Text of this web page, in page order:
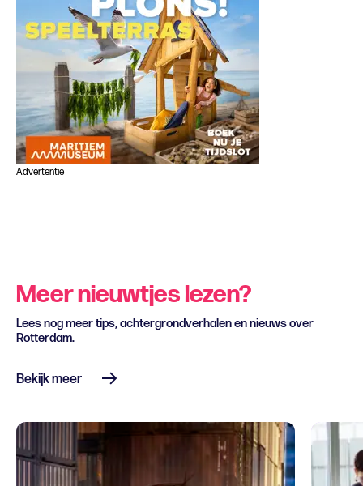
Advertentie
Meer nieuwtjes lezen?
Lees nog meer tips, achtergrondverhalen en nieuws over
Rotterdam.
Bekijk meer